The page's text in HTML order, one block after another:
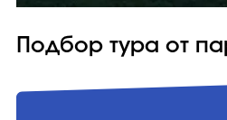
Подбор тура от